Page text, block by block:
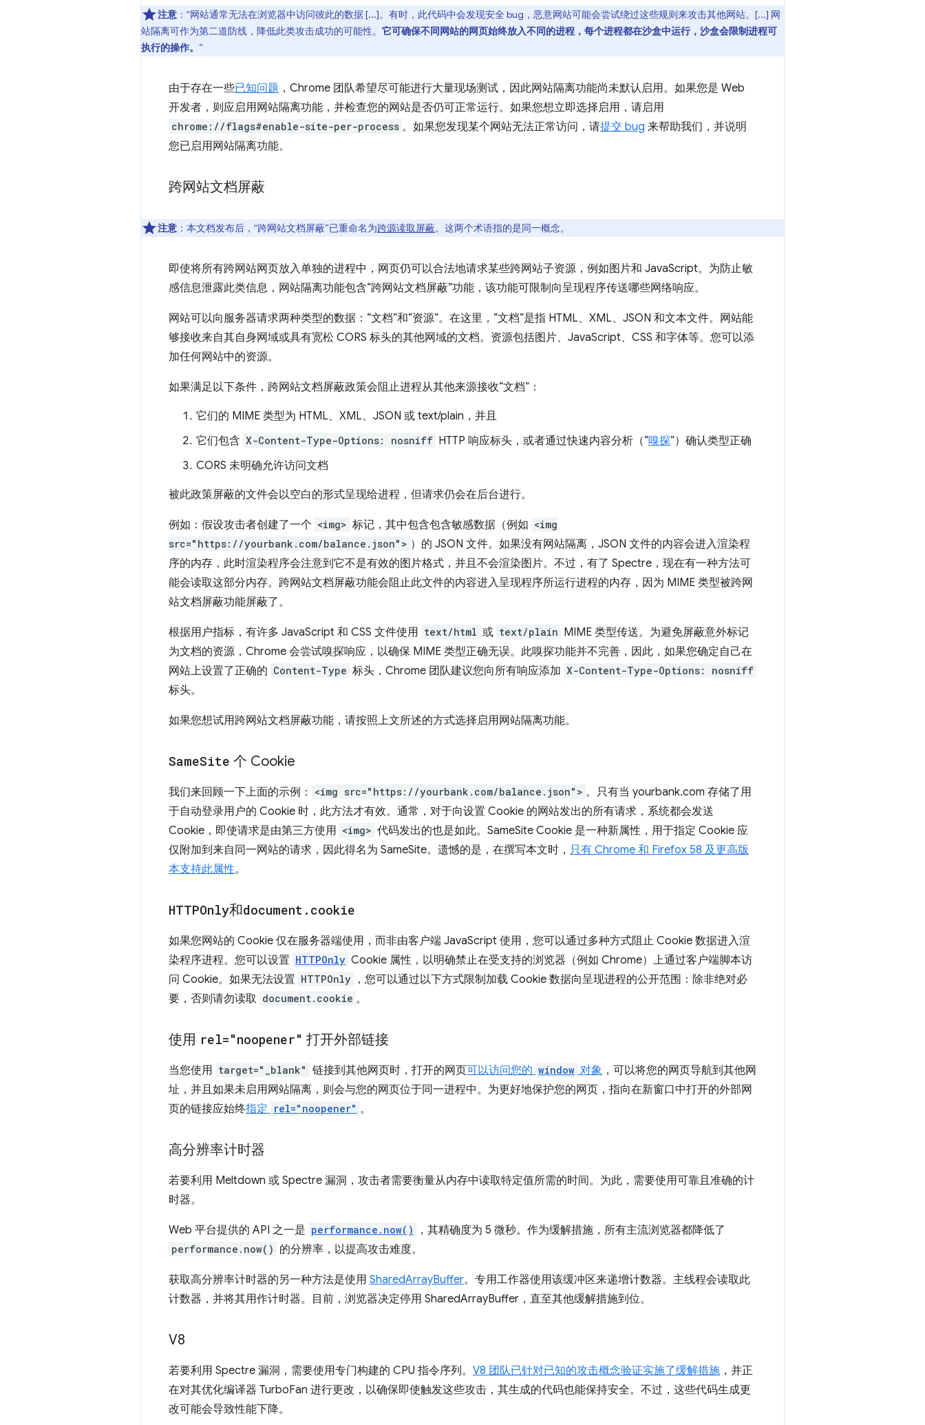
注意 ：“网站通常无法在浏览器中访问彼此的数据 [...]。有时，此代码中会发现安全 bug，恶意网站可能会尝试绕过这些规则来攻击其他网站。[...] 网
站隔离可作为第二道防线，降低此类攻击成功的可能性。 它可确保不同网站的网页始终放入不同的进程，每个进程都在沙盒中运行，沙盒会限制进程可
执行的操作。 ”
由于存在一些已知问题 ，Chrome 团队希望尽可能进行大量现场测试，因此网站隔离功能尚未默认启用。如果您是 Web
开发者，则应启用网站隔离功能，并检查您的网站是否仍可正常运行。如果您想立即选择启用，请启用
chrome://flags#enable-site-per-process 。如果您发现某个网站无法正常访问，请提交 bug 来帮助我们，并说明
您已启用网站隔离功能。
跨网站文档屏蔽
注意 ：本文档发布后，“跨网站文档屏蔽”已重命名为跨源读取屏蔽。这两个术语指的是同一概念。
即使将所有跨网站网页放入单独的进程中，网页仍可以合法地请求某些跨网站子资源，例如图片和 JavaScript。为防止敏
感信息泄露此类信息，网站隔离功能包含“跨网站文档屏蔽”功能，该功能可限制向呈现程序传送哪些网络响应。
网站可以向服务器请求两种类型的数据：“文档”和“资源”。在这里，“文档”是指 HTML、XML、JSON 和文本文件。网站能
够接收来自其自身网域或具有宽松 CORS 标头的其他网域的文档。资源包括图片、JavaScript、CSS 和字体等。您可以添
加任何网站中的资源。
如果满足以下条件，跨网站文档屏蔽政策会阻止进程从其他来源接收“文档”：
它们的 MIME 类型为 HTML、XML、JSON 或 text/plain，并且
它们包含 X-Content-Type-Options: nosniff HTTP 响应标头，或者通过快速内容分析（“嗅探”）确认类型正确
CORS 未明确允许访问文档
被此政策屏蔽的文件会以空白的形式呈现给进程，但请求仍会在后台进行。
例如：假设攻击者创建了一个 <img> 标记，其中包含包含敏感数据（例如 <img
src="https://yourbank.com/balance.json"> ）的 JSON 文件。如果没有网站隔离，JSON 文件的内容会进入渲染程
序的内存，此时渲染程序会注意到它不是有效的图片格式，并且不会渲染图片。不过，有了 Spectre，现在有一种方法可
能会读取这部分内存。跨网站文档屏蔽功能会阻止此文件的内容进入呈现程序所运行进程的内存，因为 MIME 类型被跨网
站文档屏蔽功能屏蔽了。
根据用户指标，有许多 JavaScript 和 CSS 文件使用 text/html 或 text/plain MIME 类型传送。为避免屏蔽意外标记
为文档的资源，Chrome 会尝试嗅探响应，以确保 MIME 类型正确无误。此嗅探功能并不完善，因此，如果您确定自己在
网站上设置了正确的 Content-Type 标头，Chrome 团队建议您向所有响应添加 X-Content-Type-Options: nosniff
标头。
如果您想试用跨网站文档屏蔽功能，请按照上文所述的方式选择启用网站隔离功能。
SameSite 个 Cookie
我们来回顾一下上面的示例： <img src="https://yourbank.com/balance.json"> 。只有当 yourbank.com 存储了用
于自动登录用户的 Cookie 时，此方法才有效。通常，对于向设置 Cookie 的网站发出的所有请求，系统都会发送
Cookie，即使请求是由第三方使用 <img> 代码发出的也是如此。SameSite Cookie 是一种新属性，用于指定 Cookie 应
仅附加到来自同一网站的请求，因此得名为 SameSite。遗憾的是，在撰写本文时， 只有 Chrome 和 Firefox 58 及更高版
本支持此属性。
HTTPOnly和document . cookie
如果您网站的 Cookie 仅在服务器端使用，而非由客户端 JavaScript 使用，您可以通过多种方式阻止 Cookie 数据进入渲
染程序进程。您可以设置 HTTPOnly Cookie 属性，以明确禁止在受支持的浏览器（例如 Chrome）上通过客户端脚本访
问 Cookie。如果无法设置 HTTPOnly ，您可以通过以下方式限制加载 Cookie 数据向呈现进程的公开范围：除非绝对必
要，否则请勿读取 document.cookie 。
使用 rel="noopener" 打开外部链接
当您使用 target="_blank" 链接到其他网页时，打开的网页可以访问您的 window 对象 ，可以将您的网页导航到其他网
址，并且如果未启用网站隔离，则会与您的网页位于同一进程中。为更好地保护您的网页，指向在新窗口中打开的外部网
页的链接应始终指定 rel="noopener" 。
高分辨率计时器
若要利用 Meltdown 或 Spectre 漏洞，攻击者需要衡量从内存中读取特定值所需的时间。为此，需要使用可靠且准确的计
时器。
Web 平台提供的 API 之一是 performance.now() ，其精确度为 5 微秒。作为缓解措施，所有主流浏览器都降低了
performance.now() 的分辨率，以提高攻击难度。
获取高分辨率计时器的另一种方法是使用 SharedArrayBuffer。专用工作器使用该缓冲区来递增计数器。主线程会读取此
计数器，并将其用作计时器。目前，浏览器决定停用 SharedArrayBuffer，直至其他缓解措施到位。
V8
若要利用 Spectre 漏洞，需要使用专门构建的 CPU 指令序列。 V8 团队已针对已知的攻击概念验证实施了缓解措施 ，并正
在对其优化编译器 TurboFan 进行更改，以确保即使触发这些攻击，其生成的代码也能保持安全。不过，这些代码生成更
改可能会导致性能下降。